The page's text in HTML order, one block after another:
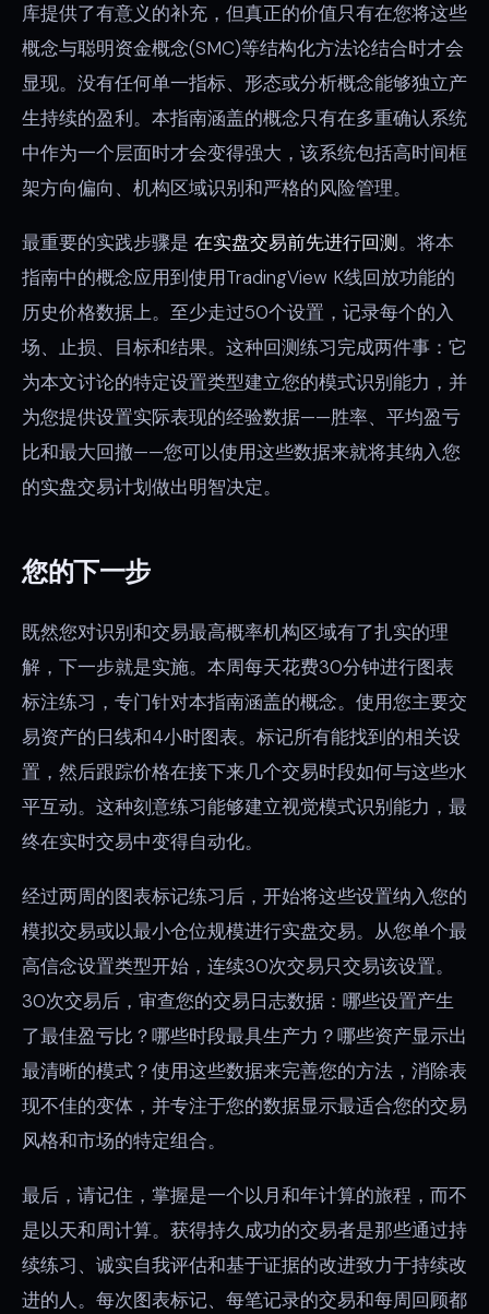
库提供了有意义的补充，但真正的价值只有在您将这些
概念与聪明资金概念(SMC)等结构化方法论结合时才会
显现。没有任何单一指标、形态或分析概念能够独立产
生持续的盈利。本指南涵盖的概念只有在多重确认系统
中作为一个层面时才会变得强大，该系统包括高时间框
架方向偏向、机构区域识别和严格的风险管理。
最重要的实践步骤是 在实盘交易前先进行回测。将本
指南中的概念应用到使用TradingView K线回放功能的
历史价格数据上。至少走过50个设置，记录每个的入
场、止损、目标和结果。这种回测练习完成两件事：它
为本文讨论的特定设置类型建立您的模式识别能力，并
为您提供设置实际表现的经验数据——胜率、平均盈亏
比和最大回撤——您可以使用这些数据来就将其纳入您
的实盘交易计划做出明智决定。
您的下一步
既然您对识别和交易最高概率机构区域有了扎实的理
解，下一步就是实施。本周每天花费30分钟进行图表
标注练习，专门针对本指南涵盖的概念。使用您主要交
易资产的日线和4小时图表。标记所有能找到的相关设
置，然后跟踪价格在接下来几个交易时段如何与这些水
平互动。这种刻意练习能够建立视觉模式识别能力，最
终在实时交易中变得自动化。
经过两周的图表标记练习后，开始将这些设置纳入您的
模拟交易或以最小仓位规模进行实盘交易。从您单个最
高信念设置类型开始，连续30次交易只交易该设置。
30次交易后，审查您的交易日志数据：哪些设置产生
了最佳盈亏比？哪些时段最具生产力？哪些资产显示出
最清晰的模式？使用这些数据来完善您的方法，消除表
现不佳的变体，并专注于您的数据显示最适合您的交易
风格和市场的特定组合。
最后，请记住，掌握是一个以月和年计算的旅程，而不
是以天和周计算。获得持久成功的交易者是那些通过持
续练习、诚实自我评估和基于证据的改进致力于持续改
进的人。每次图表标记、每笔记录的交易和每周回顾都